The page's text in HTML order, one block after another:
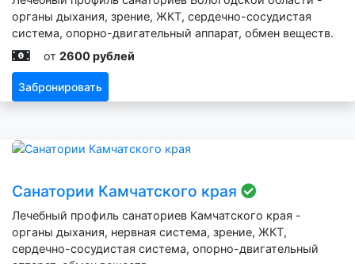
органы дыхания, зрение, ЖКТ, сердечно-сосудистая
система, опорно-двигательный аппарат, обмен веществ.
от 2600 рублей
Забронировать
Санатории Камчатского края
Лечебный профиль санаториев Камчатского края -
органы дыхания, нервная система, зрение, ЖКТ,
сердечно-сосудистая система, опорно-двигательный